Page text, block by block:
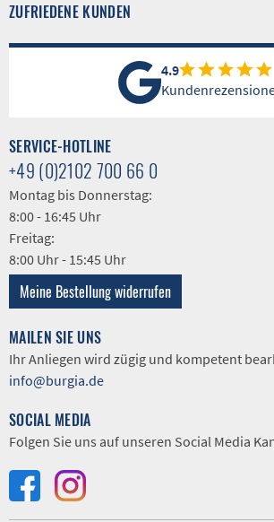
ZUFRIEDENE KUNDEN
4.9
SERVICE-HOTLINE
+49 (0)2102 700 66 0
Montag bis Donnerstag:
8:00 - 16:45 Uhr
Freitag:
8:00 Uhr - 15:45 Uhr
Meine Bestellung widerrufen
MAILEN SIE UNS
Ihr Anliegen wird zügig und kompetent
info@burgia.de
SOCIAL MEDIA
Folgen Sie uns auf unseren Social Media